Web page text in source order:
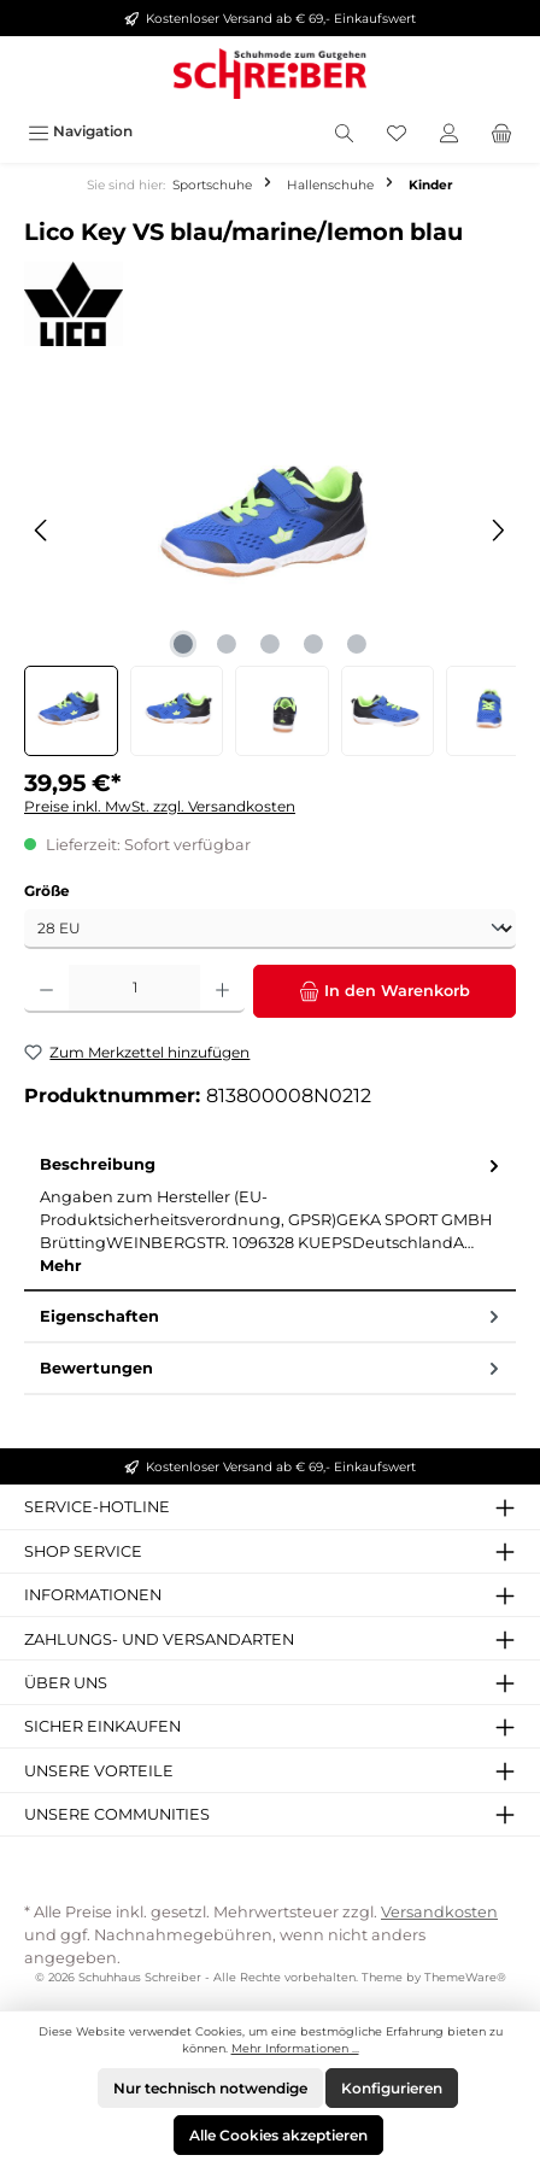
springen Kostenloser Versand ab € 69,- Einkaufswert
Navigation
Sie sind hier: Sportschuhe Hallenschuhe Kinder
Lico Key VS blau/marine/lemon blau
39,95 €*
Preise inkl. MwSt. zzgl. Versandkosten
Lieferzeit: Sofort verfügbar
Größeauswählen
Produkt Anzahl: Gib den gewünschten Wert ein oder benutze die Schaltflächen um
In den Warenkorb
Zum Merkzettel hinzufügen
Produktnummer: 813800008N0212
Beschreibung
Angaben zum Hersteller (EU-
Produktsicherheitsverordnung, GPSR)GEKA SPORT GMBH
BrüttingWEINBERGSTR. 1096328 KUEPSDeutschlandA…
Mehr
Eigenschaften
Bewertungen
Kostenloser Versand ab € 69,- Einkaufswert
SERVICE-HOTLINE
SHOP SERVICE
INFORMATIONEN
ZAHLUNGS- UND VERSANDARTEN
ÜBER UNS
SICHER EINKAUFEN
UNSERE VORTEILE
UNSERE COMMUNITIES
* Alle Preise inkl. gesetzl. Mehrwertsteuer zzgl. Versandkosten
und ggf. Nachnahmegebühren, wenn nicht anders
angegeben.
© 2026 Schuhhaus Schreiber - Alle Rechte vorbehalten. Theme by ThemeWare®
Diese Website verwendet Cookies, um eine bestmögliche Erfahrung bieten zu
können. Mehr Informationen ...
Nur technisch notwendige Konfigurieren
Alle Cookies akzeptieren